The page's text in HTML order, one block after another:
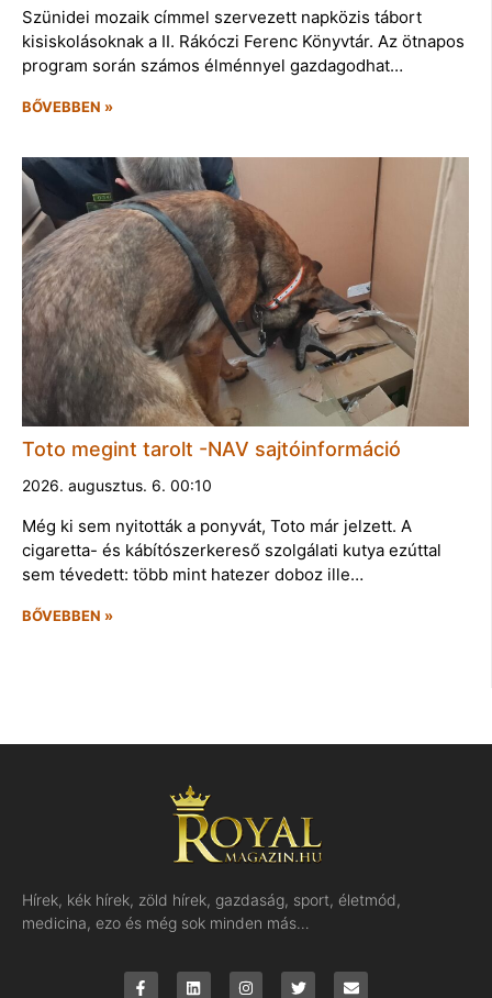
Szünidei mozaik címmel szervezett napközis tábort
kisiskolásoknak a II. Rákóczi Ferenc Könyvtár. Az ötnapos
program során számos élménnyel gazdagodhat…
BŐVEBBEN »
Toto megint tarolt -NAV sajtóinformáció
2026. augusztus. 6. 00:10
Még ki sem nyitották a ponyvát, Toto már jelzett. A
cigaretta- és kábítószerkereső szolgálati kutya ezúttal
sem tévedett: több mint hatezer doboz ille…
BŐVEBBEN »
Hírek, kék hírek, zöld hírek, gazdaság, sport, életmód,
medicina, ezo és még sok minden más…